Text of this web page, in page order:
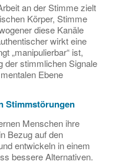
an der Stimme zielt
Körper, Stimme
diese Kanäle
wirkt eine
„manipulierbar“ ist,
der stimmlichen Signale
Ebene
Stimmstörungen
Menschen ihre
Bezug auf den
entwickeln in einem
bessere Alternativen.